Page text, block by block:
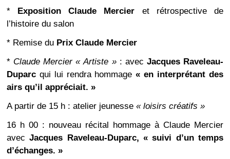
* Exposition Claude Mercier et rétrospective de
l’histoire du salon
* Remise du Prix Claude Mercier
* Claude Mercier « Artiste »: avecJacques Raveleau-
Duparcqui lui rendra hommage« en interprétant des
airs qu’il appréciait. »
A partir de 15 h : atelier jeunesse « loisirs créatifs »
16 h 00 : nouveau récital hommage à Claude Mercier
avecJacques Raveleau-Duparc, « suivi d’un temps
d’échanges. »